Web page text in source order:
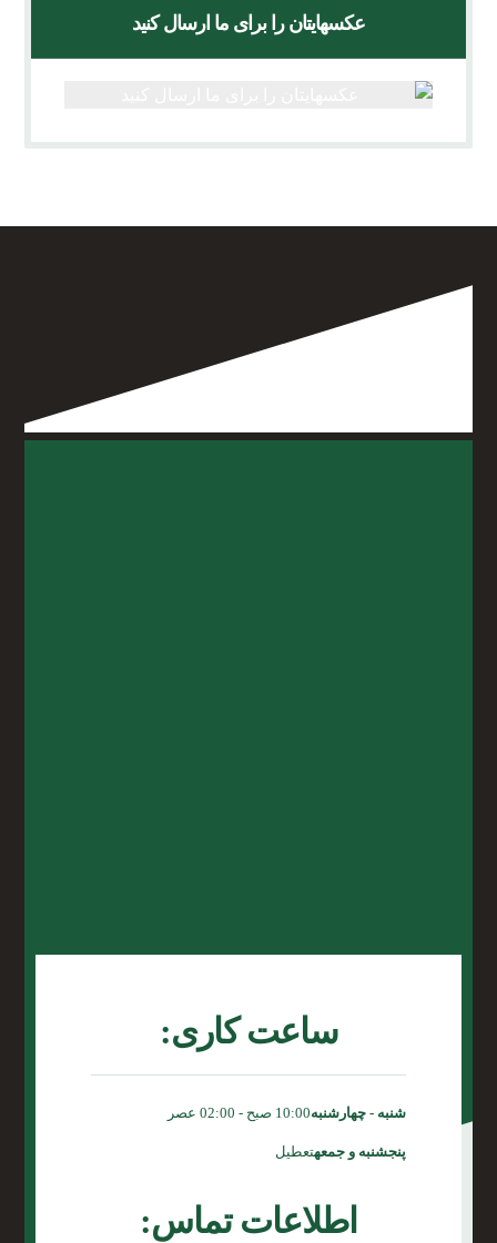
عکسهایتان را برای ما ارسال کنید
ساعت کاری:
شنبه - چهارشنبه10:00 صبح - 02:00 عصر
پنجشنبه و جمعهتعطیل
اطلاعات تماس: